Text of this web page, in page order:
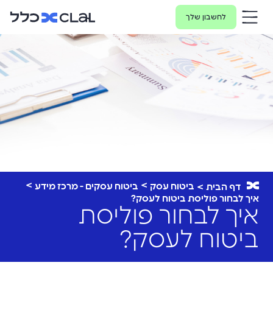
לחשבון שלך
דף הבית ביטוח עסק
ביטוח עסקים - מרכז מידע
איך לבחור פוליסת ביטוח לעסק?
איך לבחור פוליסת
ביטוח לעסק?